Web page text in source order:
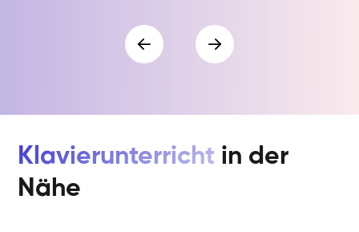
Klavierunterricht in der
Nähe